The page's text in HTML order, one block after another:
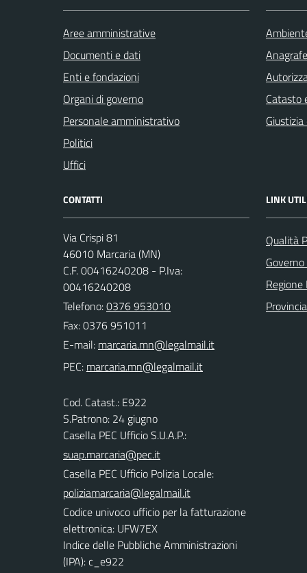
Aree amministrative
Documenti e dati
Enti e fondazioni
Organi di governo
Personale amministrativo
Politici
Uffici
Catasto
CONTATTI
Via Crispi 81
46010 Marcaria (MN)
C.F. 00416240208 - P.Iva:
00416240208
Telefono:0376 953010
Fax: 0376 951011
E-mail:
PEC:
Cod. Catast.: E922
S.Patrono: 24 giugno
Casella PEC Ufficio S.U.A.P.:
suap.marcaria@pec.it
Casella PEC Ufficio Polizia Locale:
poliziamarcaria@legalmail.it
Codice univoco ufficio per la fatturazione
elettronica: UFW7EX
Indice delle Pubbliche Amministrazioni
(IPA): c_e922
LINK
Qualità
Regione